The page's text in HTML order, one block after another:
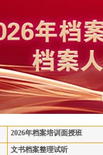
2026年档案培训面授班
文书档案整理试听